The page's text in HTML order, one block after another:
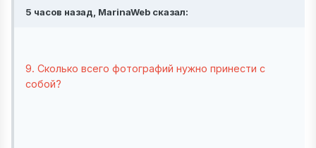
5 часов назад, MarinaWeb сказал:
9. Сколько всего фотографий нужно принести с
собой?